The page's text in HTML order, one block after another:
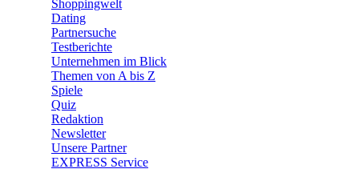
Shoppingwelt
Dating
Partnersuche
Testberichte
Unternehmen im Blick
Themen von A bis Z
Spiele
Quiz
Redaktion
Newsletter
Unsere Partner
EXPRESS Service